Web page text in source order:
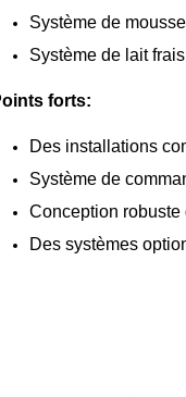
Système de
Système de lait
forts:
Des installations
Système de
Conception
Des systèmes